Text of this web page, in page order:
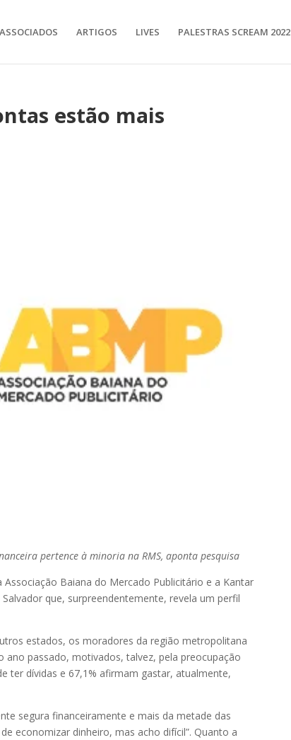
ASSOCIADOS ARTIGOS LIVES PALESTRAS SCREAM 2022
estão mais
pertence à minoria na RMS, aponta pesquisa
Baiana do Mercado Publicitário e a Kantar
que, surpreendentemente, revela um perfil
estados, os moradores da região metropolitana
passado, motivados, talvez, pela preocupação
ter dívidas e 67,1% afirmam gastar, atualmente,
segura financeiramente e mais da metade das
economizar dinheiro, mas acho difícil”. Quanto a